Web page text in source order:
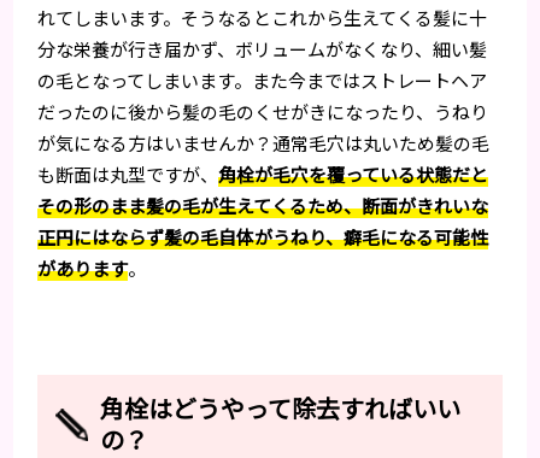
れてしまいます。そうなるとこれから生えてくる髪に十
分な栄養が行き届かず、ボリュームがなくなり、細い髪
の毛となってしまいます。また今まではストレートヘア
だったのに後から髪の毛のくせがきになったり、うねり
が気になる方はいませんか？通常毛穴は丸いため髪の毛
も断面は丸型ですが、角栓が毛穴を覆っている状態だと
その形のまま髪の毛が生えてくるため、断面がきれいな
正円にはならず髪の毛自体がうねり、癖毛になる可能性
があります。
角栓はどうやって除去すればいい
の？